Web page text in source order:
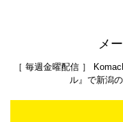
メ
［ 毎週金曜配信 ］
ル』で新潟